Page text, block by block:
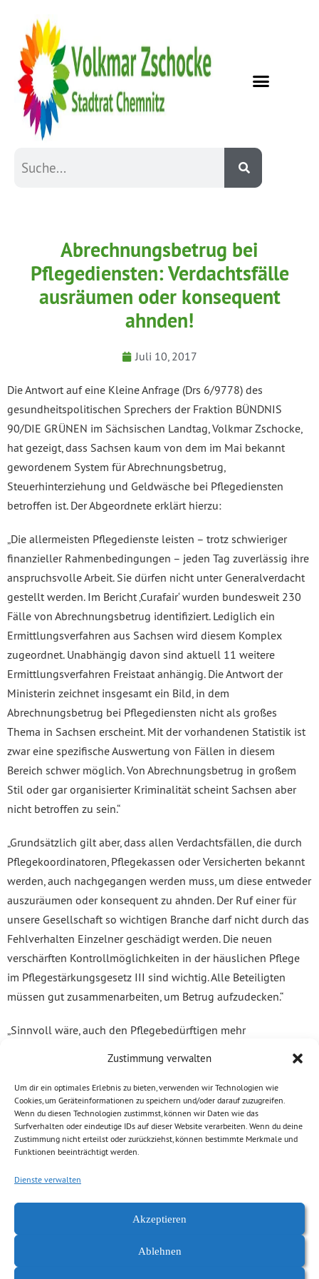
Zustimmung verwalten
Um dir ein optimales Erlebnis zu bieten, verwenden wir Technologien wie
Cookies, um Geräteinformationen zu speichern und/oder darauf zuzugreifen.
Wenn du diesen Technologien zustimmst, können wir Daten wie das
Surfverhalten oder eindeutige IDs auf dieser Website verarbeiten. Wenn du deine
Zustimmung nicht erteilst oder zurückziehst, können bestimmte Merkmale und
Funktionen beeinträchtigt werden.
Dienste verwalten
Akzeptieren
Ablehnen
Abrechnungsbetrug bei
Pflegediensten: Verdachtsfälle
ausräumen oder konsequent
ahnden!
Juli 10, 2017
Die Antwort auf eine Kleine Anfrage (Drs 6/9778) des
gesundheitspolitischen Sprechers der Fraktion BÜNDNIS
90/DIE GRÜNEN im Sächsischen Landtag, Volkmar Zschocke,
hat gezeigt, dass Sachsen kaum von dem im Mai bekannt
gewordenem System für Abrechnungsbetrug,
Steuerhinterziehung und Geldwäsche bei Pflegediensten
betroffen ist. Der Abgeordnete erklärt hierzu:
„Die allermeisten Pflegedienste leisten – trotz schwieriger
finanzieller Rahmenbedingungen – jeden Tag zuverlässig ihre
anspruchsvolle Arbeit. Sie dürfen nicht unter Generalverdacht
gestellt werden. Im Bericht ‚Curafair‘ wurden bundesweit 230
Fälle von Abrechnungsbetrug identifiziert. Lediglich ein
Ermittlungsverfahren aus Sachsen wird diesem Komplex
zugeordnet. Unabhängig davon sind aktuell 11 weitere
Ermittlungsverfahren Freistaat anhängig. Die Antwort der
Ministerin zeichnet insgesamt ein Bild, in dem
Abrechnungsbetrug bei Pflegediensten nicht als großes
Thema in Sachsen erscheint. Mit der vorhandenen Statistik ist
zwar eine spezifische Auswertung von Fällen in diesem
Bereich schwer möglich. Von Abrechnungsbetrug in großem
Stil oder gar organisierter Kriminalität scheint Sachsen aber
nicht betroffen zu sein.“
„Grundsätzlich gilt aber, dass allen Verdachtsfällen, die durch
Pflegekoordinatoren, Pflegekassen oder Versicherten bekannt
werden, auch nachgegangen werden muss, um diese entweder
auszuräumen oder konsequent zu ahnden. Der Ruf einer für
unsere Gesellschaft so wichtigen Branche darf nicht durch das
Fehlverhalten Einzelner geschädigt werden. Die neuen
verschärften Kontrollmöglichkeiten in der häuslichen Pflege
im Pflegestärkungsgesetz III sind wichtig. Alle Beteiligten
müssen gut zusammenarbeiten, um Betrug aufzudecken.“
„Sinnvoll wäre, auch den Pflegebedürftigen mehr
kontrollieren – z.B. durch die Einführung eines Pflegebudgets
oder einer monatlichen Pflege-Patientenquittungen mit
Leistungen und Preisen. So können Pflegebedürftige sehen, ob
wirklich nur erbrachte Leistungen abgerechnet wurden.“
» Kleine Anfrage von Volkmar Zschocke (GRÜNE)
„Abrechnungsbetrug bei Pflegediensten“ (Drs 6/9778) und die